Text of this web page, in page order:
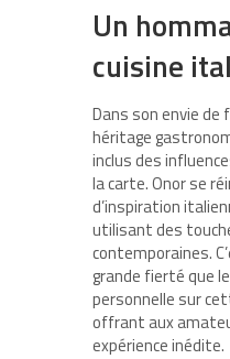
Un
cuisine
Dans son envie de
héritage
inclus des
la carte. Onor se
d’inspiration
utilisant des
contemporaines.
grande fierté que
personnelle sur
offrant aux
expérience inédite.